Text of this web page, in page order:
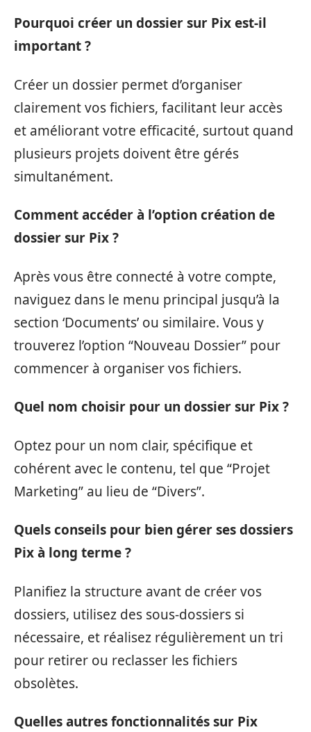
Pourquoi créer un dossier sur Pix est-il
important ?
Créer un dossier permet d’organiser
clairement vos fichiers, facilitant leur accès
et améliorant votre efficacité, surtout quand
plusieurs projets doivent être gérés
simultanément.
Comment accéder à l’option création de
dossier sur Pix ?
Après vous être connecté à votre compte,
naviguez dans le menu principal jusqu’à la
section ‘Documents’ ou similaire. Vous y
trouverez l’option “Nouveau Dossier” pour
commencer à organiser vos fichiers.
Quel nom choisir pour un dossier sur Pix ?
Optez pour un nom clair, spécifique et
cohérent avec le contenu, tel que “Projet
Marketing” au lieu de “Divers”.
Quels conseils pour bien gérer ses dossiers
Pix à long terme ?
Planifiez la structure avant de créer vos
dossiers, utilisez des sous-dossiers si
nécessaire, et réalisez régulièrement un tri
pour retirer ou reclasser les fichiers
obsolètes.
Quelles autres fonctionnalités sur Pix